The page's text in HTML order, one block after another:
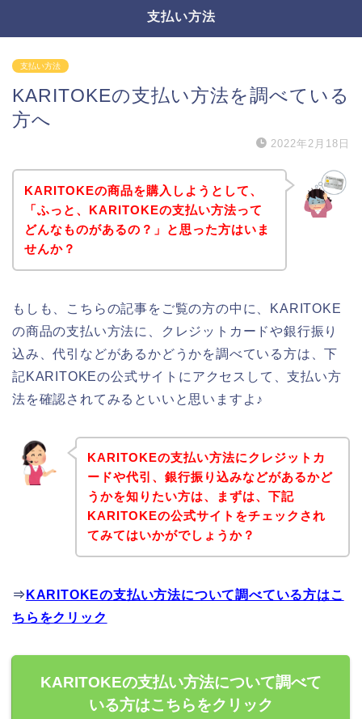
支払い方法
支払い方法
KARITOKEの支払い方法を調べている
方へ
2022年2月18日
KARITOKEの商品を購入しようとして、
「ふっと、KARITOKEの支払い方法って
どんなものがあるの？」と思った方はいま
せんか？
もしも、こちらの記事をご覧の方の中に、KARITOKE
の商品の支払い方法に、クレジットカードや銀行振り
込み、代引などがあるかどうかを調べている方は、下
記KARITOKEの公式サイトにアクセスして、支払い方
法を確認されてみるといいと思いますよ♪
KARITOKEの支払い方法にクレジットカ
ードや代引、銀行振り込みなどがあるかど
うかを知りたい方は、まずは、下記
KARITOKEの公式サイトをチェックされ
てみてはいかがでしょうか？
⇒ KARITOKEの支払い方法について調べている方はこ
ちらをクリック
KARITOKEの支払い方法について調べて
いる方はこちらをクリック